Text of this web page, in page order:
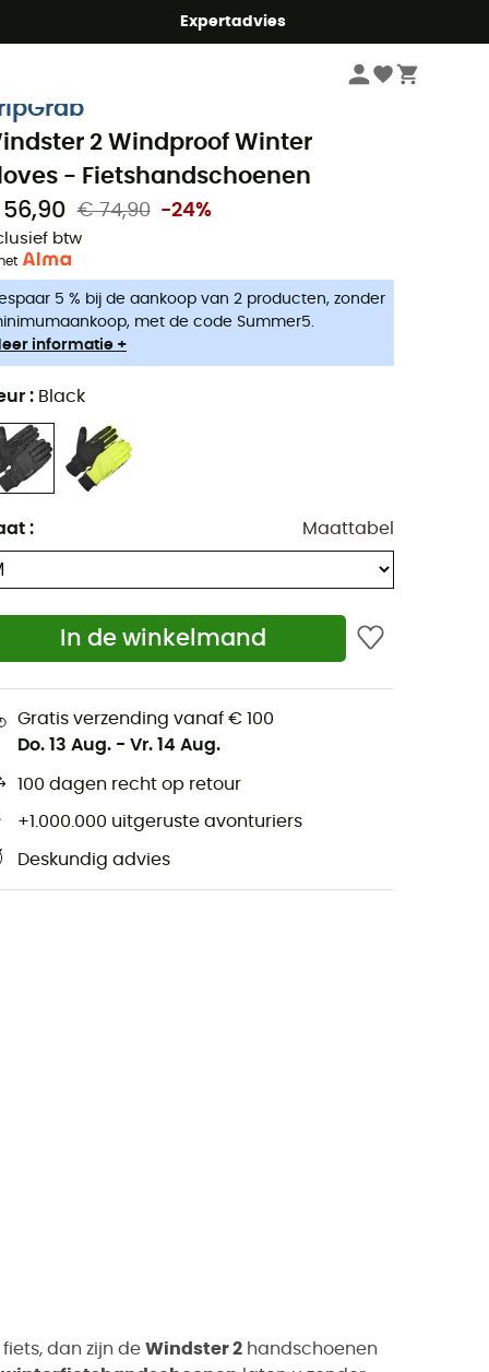
Expertadvies
Handschoenen & Wanten heren
2 Windproof Winter
- Fietshandschoenen
€ 74,90 -24%
btw
5 % bij de aankoop van 2 producten, zonder
met de code Summer5.
informatie +
: Black
: Maattabel
In de winkelmand
Gratis verzending vanaf € 100
Do. 13 Aug. - Vr. 14 Aug.
100 dagen recht op retour
+1.000.000 uitgeruste avonturiers
Deskundig advies
dan zijn de Windster 2 handschoenen